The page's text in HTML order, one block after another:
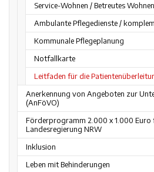
Service-Wohnen / Betreutes Wohnen
Ambulante Pflegedienste /
Kommunale Pflegeplanung
Notfallkarte
Leitfaden für die
Anerkennung von Angeboten zur
(AnFöVO)
Förderprogramm 2.000 x 1.000 Euro
Landesregierung NRW
Inklusion
Leben mit Behinderungen